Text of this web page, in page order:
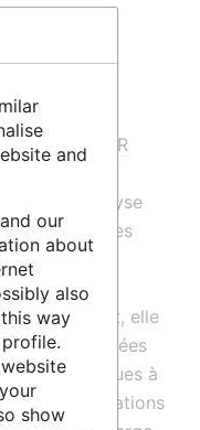
de l' UMR
est l’analyse
et territoriales
panorama
de
même objet, elle
des entrées
thématiques à
les relations
and
our
about
also
way
show